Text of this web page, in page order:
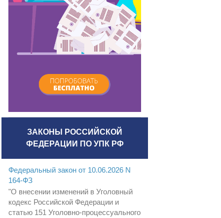
ЗАКОНЫ РОССИЙСКОЙ
ФЕДЕРАЦИИ ПО УПК РФ
Федеральный закон от 10.06.2026 N
164-ФЗ
"О внесении изменений в Уголовный
кодекс Российской Федерации и
статью 151 Уголовно-процессуального